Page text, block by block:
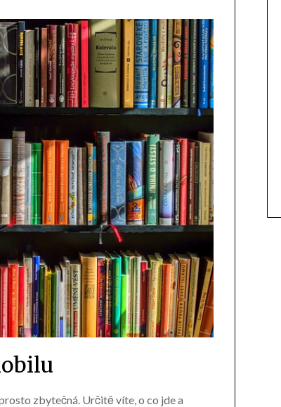
zbytečná. Určitě víte, o co jde a